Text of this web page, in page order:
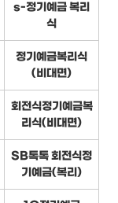
s-정기예금 복리
식
정기예금복리식
(비대면)
회전식정기예금복
리식(비대면)
SB톡톡 회전식정
기예금(복리)